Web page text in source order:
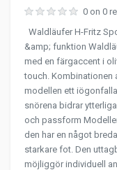
0 on 0
Waldläufer H-Fritz
&amp; funktion
med en färgaccent i
touch. Kombinationen
modellen ett
snörena bidrar
och passform
den har en något
starkare fot. Den
möjliggör individuell